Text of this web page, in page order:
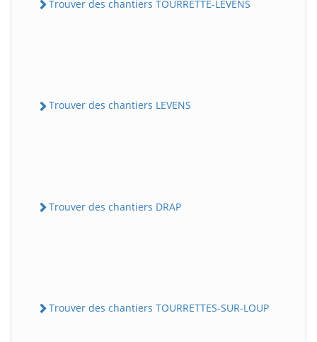
Trouver des chantiers TOURRETTE-LEVENS
Trouver des chantiers LEVENS
Trouver des chantiers DRAP
Trouver des chantiers TOURRETTES-SUR-LOUP